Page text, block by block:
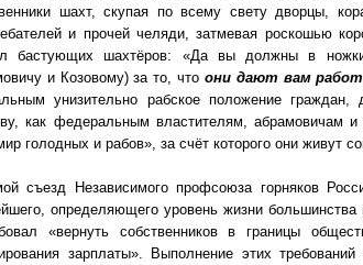
шахт, скупая по всему свету дворцы,
и прочей челяди, затмевая роскошью
бастующих шахтёров: «Да вы должны в
и Козовому) за то, что они дают вам
унизительно рабское положение
как федеральным властителям, абрамовичам
голодных и рабов», за счёт которого они живут
съезд Независимого профсоюза горняков
определяющего уровень жизни
«вернуть собственников в границы
зарплаты». Выполнение этих